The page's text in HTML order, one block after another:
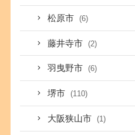
松原市 (6)
藤井寺市 (2)
羽曳野市 (6)
堺市 (110)
大阪狭山市 (1)